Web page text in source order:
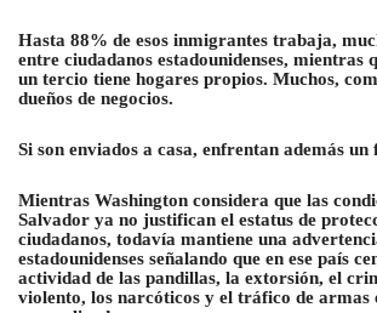
Hasta 88% de esos inmigrantes trabaja,
entre ciudadanos estadounidenses, mientras
un tercio tiene hogares propios. Muchos,
dueños de negocios.
Si son enviados a casa, enfrentan además
Mientras Washington considera que las
Salvador ya no justifican el estatus de
ciudadanos, todavía mantiene una
estadounidenses señalando que en ese país
actividad de las pandillas, la extorsión, el
violento, los narcóticos y el tráfico de armas